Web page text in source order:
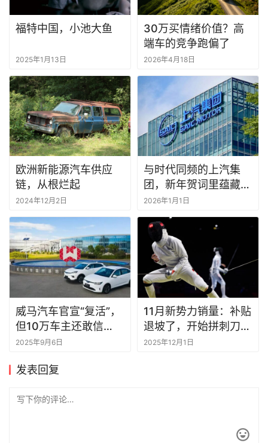
福特中国，小池大鱼
2025年1月13日
30万买情绪价值？高
端车的竞争跑偏了
2026年4月18日
欧洲新能源汽车供应
链，从根烂起
2024年12月2日
与时代同频的上汽集
团，新年贺词里蕴藏了
哪些与用户同行的深情
告白
2026年1月1日
威马汽车官宣“复活”，
但10万车主还敢信
吗？
2025年9月6日
11月新势力销量：补贴
退坡了，开始拼刺刀丨
一句话点评
2025年12月1日
发表回复